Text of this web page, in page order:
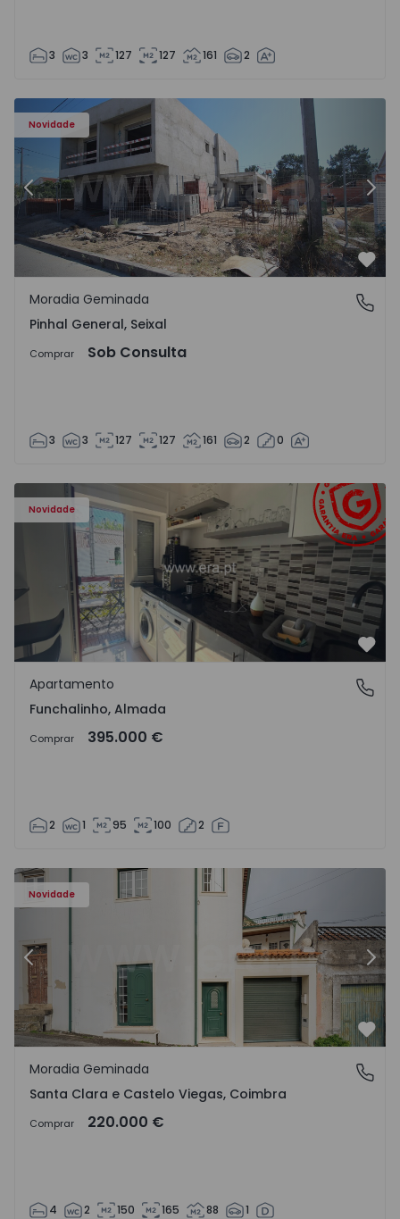
3 3 127 127 161 2
Novidade
- 1
Moradia Geminada T3 Seixal, Pinhal General - 1574940 - 2
Anterior
Pinhal General, Seixal
Moradia Geminada
Pinhal General, Seixal
Comprar Sob Consulta
3 3 127 127 161 2 0
Novidade
Apartamento T5 Almada, Funchalinho - 1574997 - 1
Funchalinho, Almada
Apartamento
Funchalinho, Almada
Comprar 395.000 €
2 1 95 100 2
Novidade
Anterior
Santa Clara e Castelo Viegas, Coimbra
Moradia Geminada
Santa Clara e Castelo Viegas, Coimbra
Comprar 220.000 €
4 2 150 165 88 1